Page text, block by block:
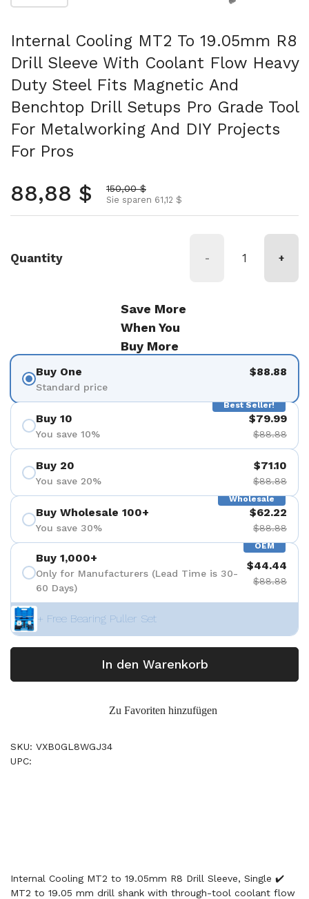
Internal Cooling MT2 To 19.05mm R8
Drill Sleeve With Coolant Flow Heavy
Duty Steel Fits Magnetic And
Benchtop Drill Setups Pro Grade Tool
For Metalworking And DIY Projects
For Pros
Normalpreis
88,88 $ Aktionspreis
150,00 $
Sie sparen 61,12 $
Quantity - +
Save More
When You
Buy More
Buy One
Standard price
$88.88
Best Seller!
Buy 10
You save 10%
$79.99
$88.88
Buy 20
You save 20%
$71.10
$88.88
Wholesale
Buy Wholesale 100+
You save 30%
$62.22
$88.88
OEM
Buy 1,000+
Only for Manufacturers (Lead Time is 30-
60 Days)
$44.44
$88.88
+ Free Bearing Puller Set
In den Warenkorb
Zu Favoriten hinzufügen
SKU: VXB0GL8WGJ34
UPC:
Internal Cooling MT2 to 19.05mm R8 Drill Sleeve, Single ✔️
MT2 to 19.05 mm drill shank with through-tool coolant flow